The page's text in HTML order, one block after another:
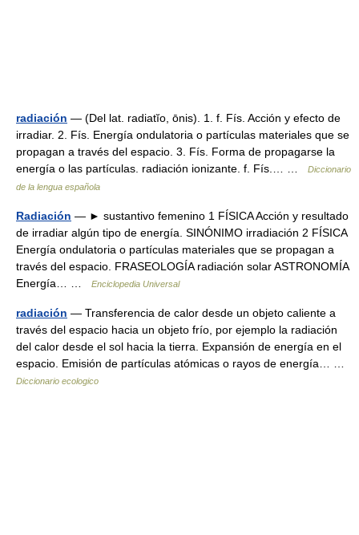
radiación — (Del lat. radiatĭo, ōnis). 1. f. Fís. Acción y efecto de
irradiar. 2. Fís. Energía ondulatoria o partículas materiales que se
propagan a través del espacio. 3. Fís. Forma de propagarse la
energía o las partículas. radiación ionizante. f. Fís.… …
Diccionario
de la lengua española
Radiación — ► sustantivo femenino 1 FÍSICA Acción y resultado
de irradiar algún tipo de energía. SINÓNIMO irradiación 2 FÍSICA
Energía ondulatoria o partículas materiales que se propagan a
través del espacio. FRASEOLOGÍA radiación solar ASTRONOMÍA
Energía… …
Enciclopedia Universal
radiación — Transferencia de calor desde un objeto caliente a
través del espacio hacia un objeto frío, por ejemplo la radiación
del calor desde el sol hacia la tierra. Expansión de energía en el
espacio. Emisión de partículas atómicas o rayos de energía… …
Diccionario ecologico